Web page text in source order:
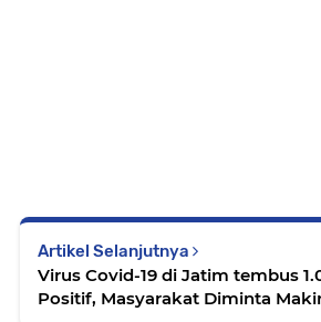
Artikel Selanjutnya
Virus Covid-19 di Jatim tembus
Positif, Masyarakat Diminta Makin Disiplin Patuhi